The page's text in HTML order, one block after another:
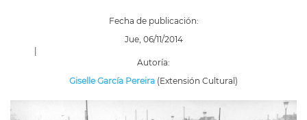
Fecha de publicación:
Jue, 06/11/2014
|
Autoría:
Giselle García Pereira (Extensión Cultural)